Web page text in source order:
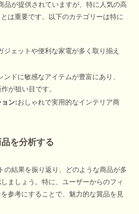
品が提供されていますが、特に人気の高
は重要です。以下のカテゴリーは特に
ジェットや便利な家電が多く取り揃え
ンドに敏感なアイテムが豊富にあり、
が狙い目です。
ョン:おしゃれで実用的なインテリア商
を分析する
の結果を振り返り、どのような商品が多
ましょう。特に、ユーザーからのフィ
参考にすることで、魅力的な賞品を見